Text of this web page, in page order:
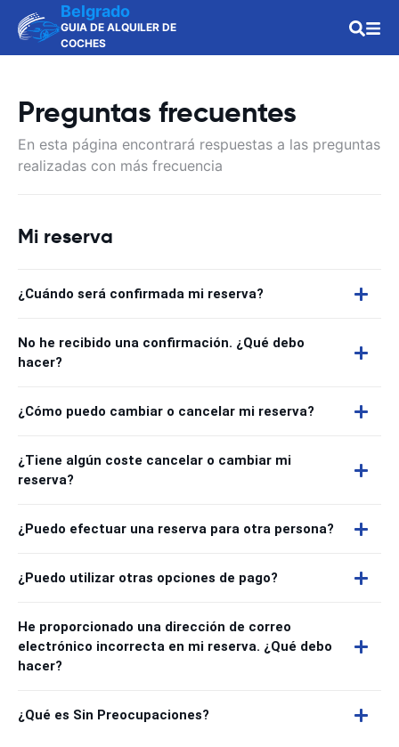
Belgrado
GUIA DE ALQUILER DE
COCHES
Preguntas frecuentes
En esta página encontrará respuestas a las preguntas
realizadas con más frecuencia
Mi reserva
¿Cuándo será confirmada mi reserva?
No he recibido una confirmación. ¿Qué debo
hacer?
¿Cómo puedo cambiar o cancelar mi reserva?
¿Tiene algún coste cancelar o cambiar mi
reserva?
¿Puedo efectuar una reserva para otra persona?
¿Puedo utilizar otras opciones de pago?
He proporcionado una dirección de correo
electrónico incorrecta en mi reserva. ¿Qué debo
hacer?
¿Qué es Sin Preocupaciones?